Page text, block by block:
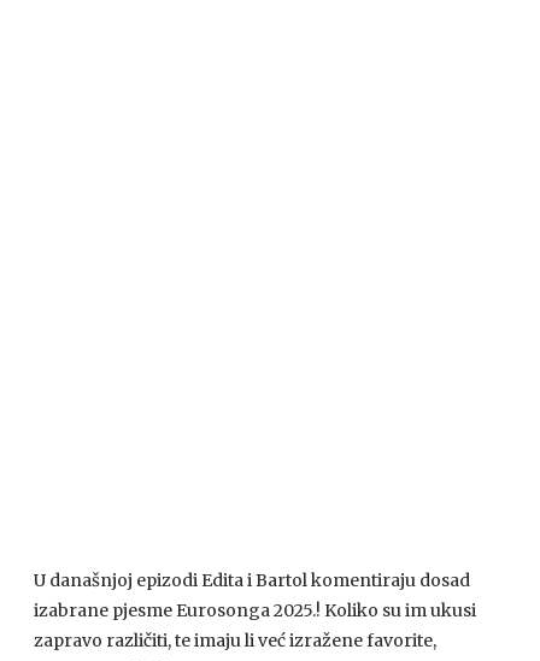
U današnjoj epizodi Edita i Bartol komentiraju dosad
izabrane pjesme Eurosonga 2025.! Koliko su im ukusi
zapravo različiti, te imaju li već izražene favorite,